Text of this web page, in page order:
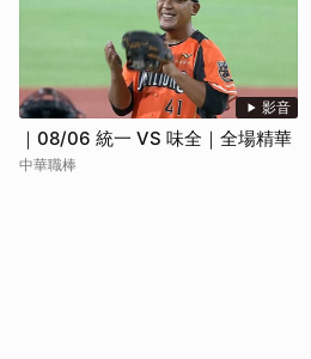
影音
｜08/06 統一 VS 味全｜全場精華
中華職棒